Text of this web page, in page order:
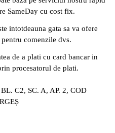
SameDay cu cost fix.
intotdeauna gata sa va ofere
pentru comenzile dvs.
de a plati cu card bancar in
procesatorul de plati.
C2, SC. A, AP. 2, COD